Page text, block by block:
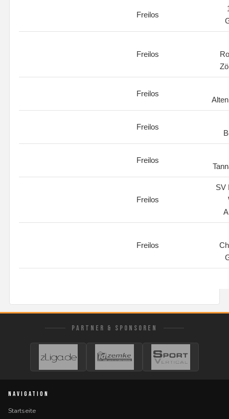
Freilos
Freilos
Freilos
Freilos
Freilos
Freilos
SV
Freilos
PARTNER & SPONSOREN
NAVIGATION
Startseite